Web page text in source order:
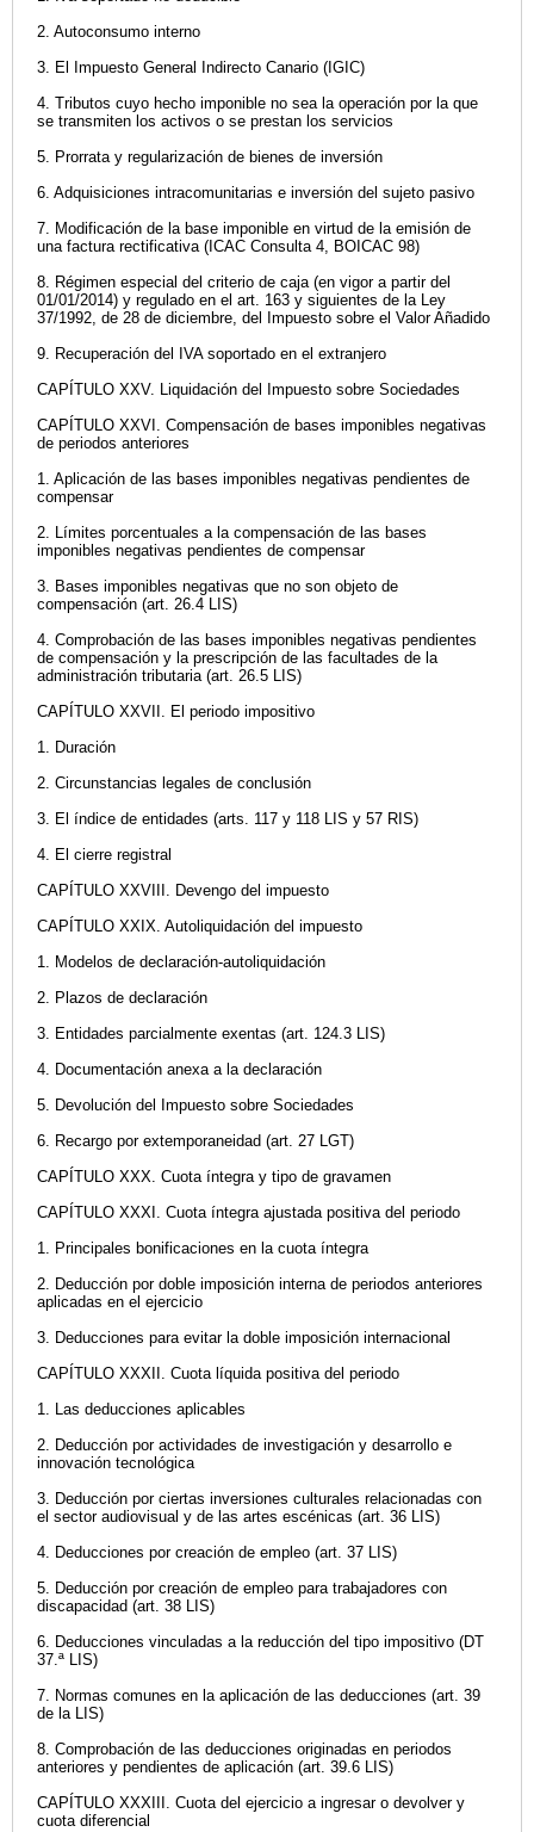
2. Autoconsumo interno
3. El Impuesto General Indirecto Canario (IGIC)
4. Tributos cuyo hecho imponible no sea la operación por la que
se transmiten los activos o se prestan los servicios
5. Prorrata y regularización de bienes de inversión
6. Adquisiciones intracomunitarias e inversión del sujeto pasivo
7. Modificación de la base imponible en virtud de la emisión de
una factura rectificativa (ICAC Consulta 4, BOICAC 98)
8. Régimen especial del criterio de caja (en vigor a partir del
01/01/2014) y regulado en el art. 163 y siguientes de la Ley
37/1992, de 28 de diciembre, del Impuesto sobre el Valor Añadido
9. Recuperación del IVA soportado en el extranjero
CAPÍTULO XXV. Liquidación del Impuesto sobre Sociedades
CAPÍTULO XXVI. Compensación de bases imponibles negativas
de periodos anteriores
1. Aplicación de las bases imponibles negativas pendientes de
compensar
2. Límites porcentuales a la compensación de las bases
imponibles negativas pendientes de compensar
3. Bases imponibles negativas que no son objeto de
compensación (art. 26.4 LIS)
4. Comprobación de las bases imponibles negativas pendientes
de compensación y la prescripción de las facultades de la
administración tributaria (art. 26.5 LIS)
CAPÍTULO XXVII. El periodo impositivo
1. Duración
2. Circunstancias legales de conclusión
3. El índice de entidades (arts. 117 y 118 LIS y 57 RIS)
4. El cierre registral
CAPÍTULO XXVIII. Devengo del impuesto
CAPÍTULO XXIX. Autoliquidación del impuesto
1. Modelos de declaración-autoliquidación
2. Plazos de declaración
3. Entidades parcialmente exentas (art. 124.3 LIS)
4. Documentación anexa a la declaración
5. Devolución del Impuesto sobre Sociedades
6. Recargo por extemporaneidad (art. 27 LGT)
CAPÍTULO XXX. Cuota íntegra y tipo de gravamen
CAPÍTULO XXXI. Cuota íntegra ajustada positiva del periodo
1. Principales bonificaciones en la cuota íntegra
2. Deducción por doble imposición interna de periodos anteriores
aplicadas en el ejercicio
3. Deducciones para evitar la doble imposición internacional
CAPÍTULO XXXII. Cuota líquida positiva del periodo
1. Las deducciones aplicables
2. Deducción por actividades de investigación y desarrollo e
innovación tecnológica
3. Deducción por ciertas inversiones culturales relacionadas con
el sector audiovisual y de las artes escénicas (art. 36 LIS)
4. Deducciones por creación de empleo (art. 37 LIS)
5. Deducción por creación de empleo para trabajadores con
discapacidad (art. 38 LIS)
6. Deducciones vinculadas a la reducción del tipo impositivo (DT
37.ª LIS)
7. Normas comunes en la aplicación de las deducciones (art. 39
de la LIS)
8. Comprobación de las deducciones originadas en periodos
anteriores y pendientes de aplicación (art. 39.6 LIS)
CAPÍTULO XXXIII. Cuota del ejercicio a ingresar o devolver y
cuota diferencial